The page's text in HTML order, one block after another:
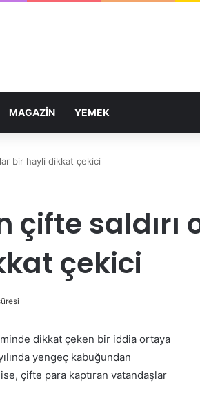
MAGAZİN YEMEK
bir hayli dikkat çekici
saldırı
çekici
dikkat çeken bir iddia ortaya
yengeç kabuğundan
çifte para kaptıran vatandaşlar